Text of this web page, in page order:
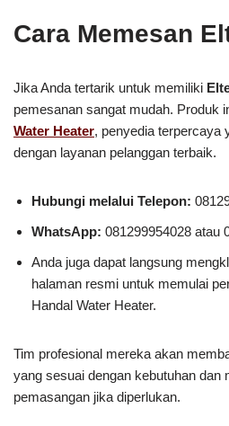
Cara Memesan
Jika Anda tertarik untuk memiliki
pemesanan sangat mudah. Produk
Water Heater, penyedia terpercaya
dengan layanan pelanggan terbaik.
Hubungi melalui Telepon:
WhatsApp: 081299954028 atau
Anda juga dapat langsung
halaman resmi untuk memulai
Handal Water Heater.
Tim profesional mereka akan
yang sesuai dengan kebutuhan dan
pemasangan jika diperlukan.